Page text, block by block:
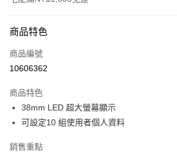
信用卡一次付款
LINE Pay
悠遊付
ATM付款
商品特色
商品編號
10606362
商品特色
38mm LED 超大螢幕顯示
可設定10 組使用者個人資料
銷售重點